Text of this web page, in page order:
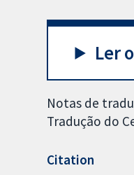
Ler
Notas de
Tradução do
Citation